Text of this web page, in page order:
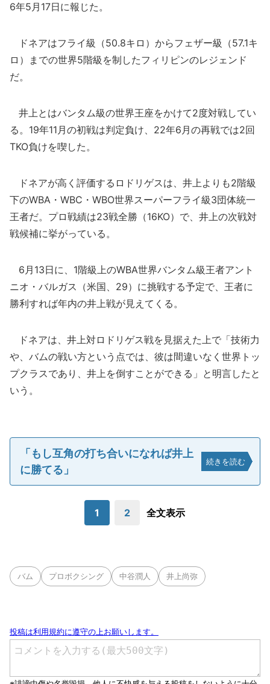
6年5月17日に報じた。
ドネアはフライ級（50.8キロ）からフェザー級（57.1キ
ロ）までの世界5階級を制したフィリピンのレジェンド
だ。
井上とはバンタム級の世界王座をかけて2度対戦してい
る。19年11月の初戦は判定負け、22年6月の再戦では2回
TKO負けを喫した。
ドネアが高く評価するロドリゲスは、井上よりも2階級
下のWBA・WBC・WBO世界スーパーフライ級3団体統一
王者だ。プロ戦績は23戦全勝（16KO）で、井上の次戦対
戦候補に挙がっている。
6月13日に、1階級上のWBA世界バンタム級王者アント
ニオ・バルガス（米国、29）に挑戦する予定で、王者に
勝利すれば年内の井上戦が見えてくる。
ドネアは、井上対ロドリゲス戦を見据えた上で「技術力
や、バムの戦い方という点では、彼は間違いなく世界トッ
プクラスであり、井上を倒すことができる」と明言したと
いう。
「もし互角の打ち合いになれば井上
に勝てる」
続きを読む
1 2 全文表示
バム プロボクシング 中谷潤人 井上尚弥